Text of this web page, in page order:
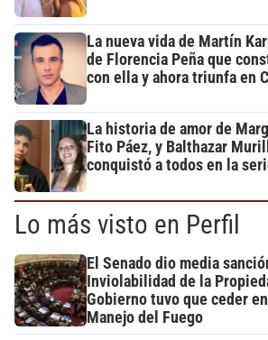
La nueva vida de Martín
de Florencia Peña que
con ella y ahora triunfa en
La historia de amor de
Fito Páez, y Balthazar
conquistó a todos en la
Lo más visto en Perfil
El Senado dio media
Inviolabilidad de la
Gobierno tuvo que ceder
Manejo del Fuego